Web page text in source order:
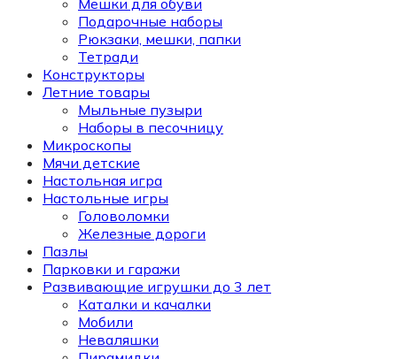
Мешки для обуви
Подарочные наборы
Рюкзаки, мешки, папки
Тетради
Конструкторы
Летние товары
Мыльные пузыри
Наборы в песочницу
Микроскопы
Мячи детские
Настольная игра
Настольные игры
Головоломки
Железные дороги
Пазлы
Парковки и гаражи
Развивающие игрушки до 3 лет
Каталки и качалки
Мобили
Неваляшки